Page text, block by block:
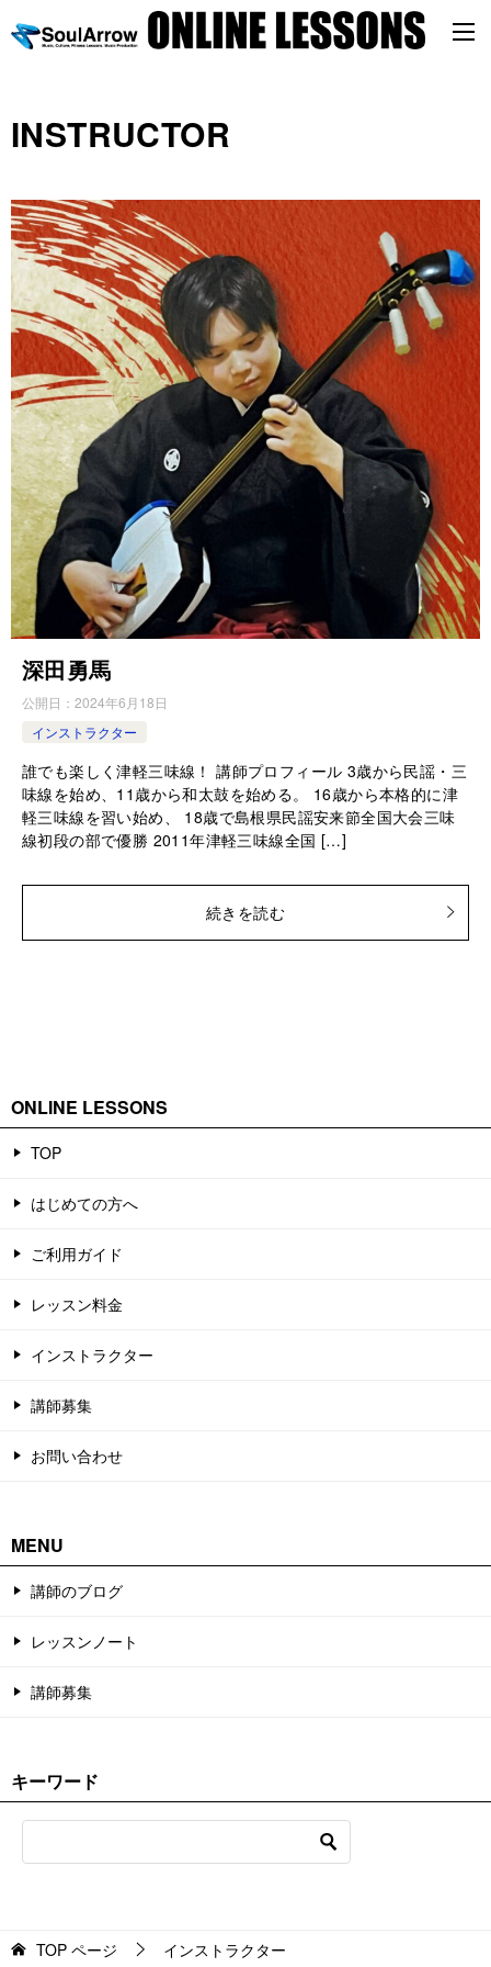
INSTRUCTOR
深田勇馬
公開日： 2024年6月18日
インストラクター
誰でも楽しく津軽三味線！ 講師プロフィール 3歳から民謡・三
味線を始め、11歳から和太鼓を始める。 16歳から本格的に津
軽三味線を習い始め、 18歳で島根県民謡安来節全国大会三味
線初段の部で優勝 2011年津軽三味線全国 […]
続きを読む
ONLINE LESSONS
TOP
はじめての方へ
ご利用ガイド
レッスン料金
インストラクター
講師募集
お問い合わせ
MENU
講師のブログ
レッスンノート
講師募集
キーワード
TOP ページ インストラクター